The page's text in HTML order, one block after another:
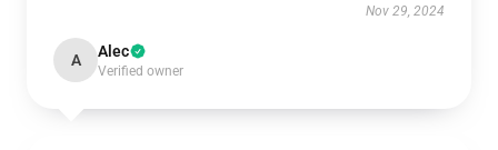
Nov 29, 2024
A Alec
Verified owner